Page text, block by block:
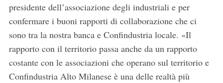
presidente dell’associazione degli industriali e per
confermare i buoni rapporti di collaborazione che ci
sono tra la nostra banca e Confindustria locale. «Il
rapporto con il territorio passa anche da un rapporto
costante con le associazioni che operano sul territorio e
Confindustria Alto Milanese è una delle realtà più